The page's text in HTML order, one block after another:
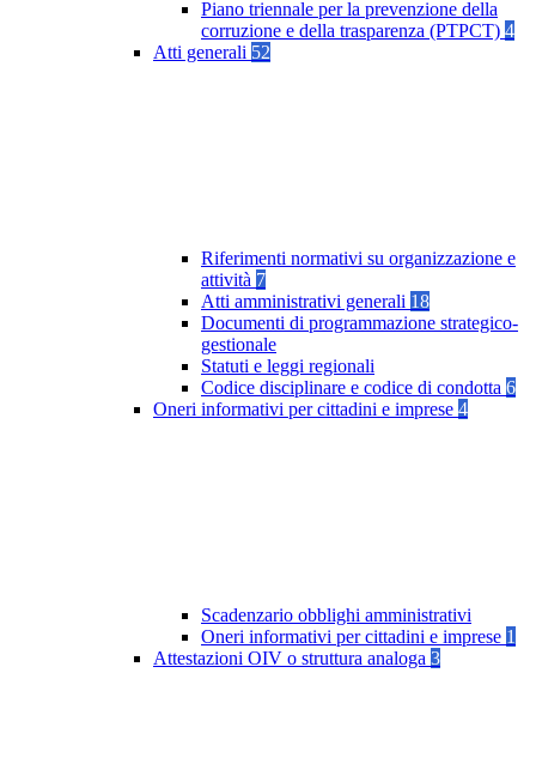
Piano triennale per la prevenzione della
corruzione e della trasparenza (PTPCT) 4
Atti generali 52
Riferimenti normativi su organizzazione e
attività 7
Atti amministrativi generali 18
Documenti di programmazione strategico-
gestionale
Statuti e leggi regionali
Codice disciplinare e codice di condotta 6
Oneri informativi per cittadini e imprese 4
Scadenzario obblighi amministrativi
Oneri informativi per cittadini e imprese 1
Attestazioni OIV o struttura analoga 3